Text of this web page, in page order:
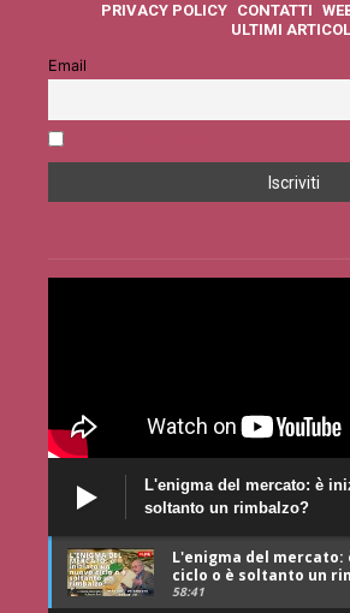
PRIVACY POLICY CONTATTI
ULTIMI
Email
L'enigma del mercato: è
soltanto un rimbalzo?
L'enigma del mercato:
ciclo o è soltanto un
58:41